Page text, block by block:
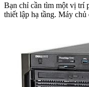
Bạn chỉ cần tìm một vị trí
thiết lập hạ tầng. Máy